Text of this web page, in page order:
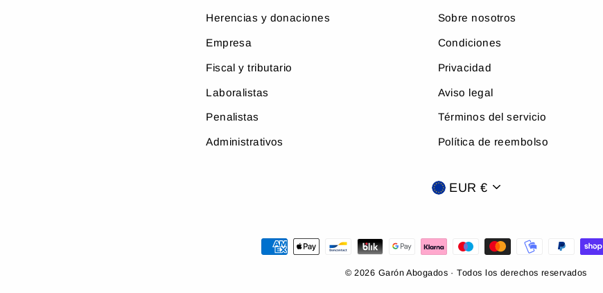
Herencias y donaciones
Empresa
Fiscal y tributario
Laboralistas
Penalistas
Administrativos
Sobre nosotros
Condiciones
Privacidad
Aviso legal
Términos del servicio
Política de reembolso
Moneda
EUR €
© 2026 Garón Abogados ·Todos los derechos reservados